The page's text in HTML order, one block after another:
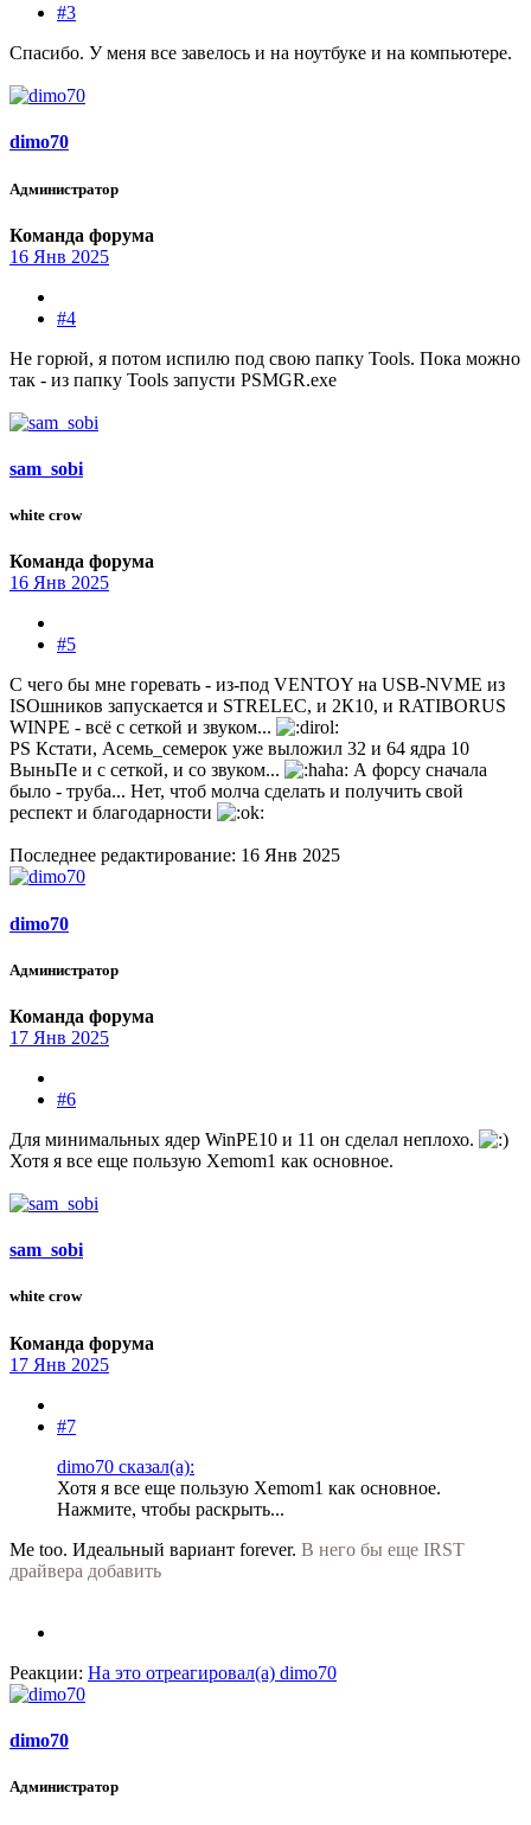
#3
Спасибо. У меня все завелось и на ноутбуке и на компьютере.
dimo70
Администратор
Команда форума
16 Янв 2025
#4
Не горюй, я потом испилю под свою папку Tools. Пока можно
так - из папку Tools запусти PSMGR.exe
sam_sobi
white crow
Команда форума
16 Янв 2025
#5
С чего бы мне горевать - из-под VENTOY на USB-NVME из
ISOшников запускается и STRELEC, и 2К10, и RATIBORUS
WINPE - всё с сеткой и звуком...
PS Кстати, Асемь_семерок уже выложил 32 и 64 ядра 10
ВыньПе и с сеткой, и со звуком...
А форсу сначала
было - труба... Нет, чтоб молча сделать и получить свой
респект и благодарности
Последнее редактирование: 16 Янв 2025
dimo70
Администратор
Команда форума
17 Янв 2025
#6
Для минимальных ядер WinPE10 и 11 он сделал неплохо.
Хотя я все еще пользую Xemom1 как основное.
sam_sobi
white crow
Команда форума
17 Янв 2025
#7
dimo70 сказал(а):
Хотя я все еще пользую Xemom1 как основное.
Нажмите, чтобы раскрыть...
Me too. Идеальный вариант forever. В него бы еще IRST
драйвера добавить
Реакции: На это отреагировал(а) dimo70
dimo70
Администратор